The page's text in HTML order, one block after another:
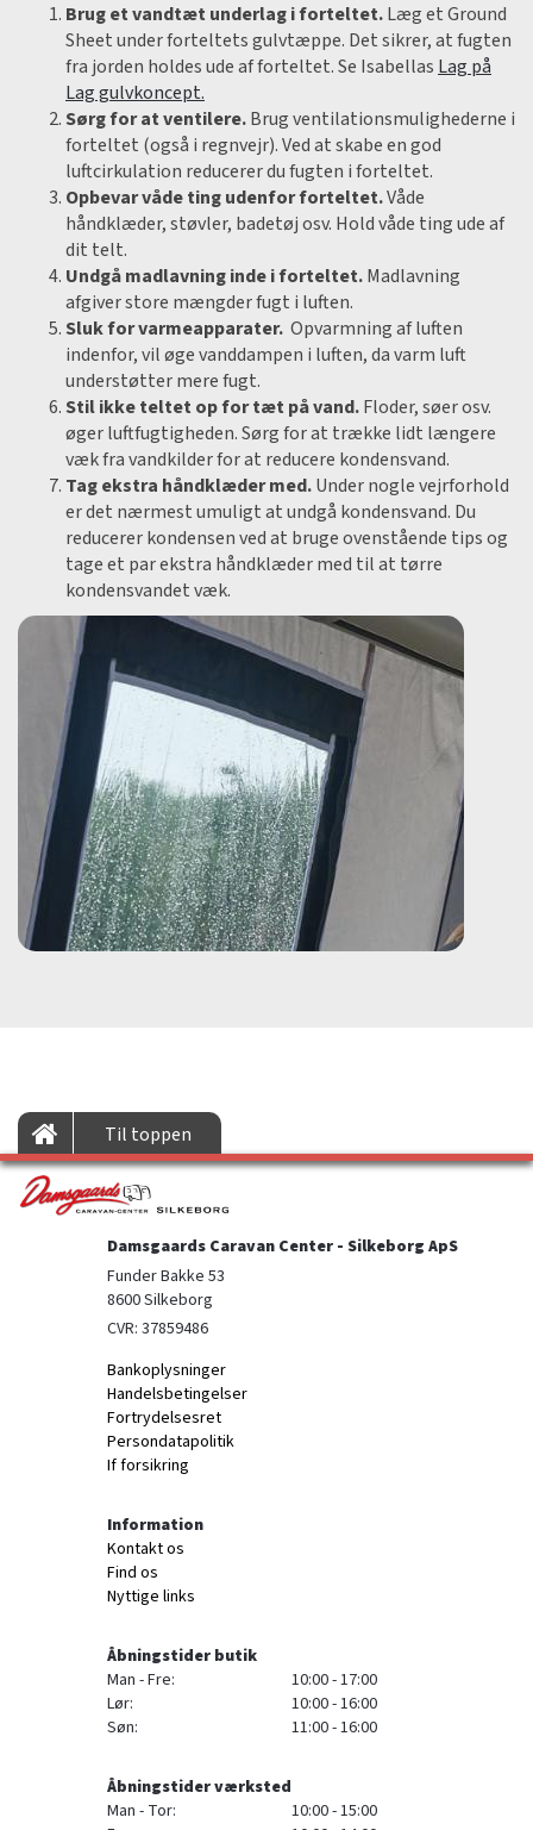
Brug et vandtæt underlag i forteltet.Læg et Ground
Sheet under forteltets gulvtæppe. Det sikrer, at fugten
fra jorden holdes ude af forteltet. Se Isabellas Lag på
Lag gulvkoncept.
Sørg for at ventilere.Brug ventilationsmulighederne i
forteltet (også i regnvejr). Ved at skabe en god
luftcirkulation reducerer du fugten i forteltet.
Opbevar våde ting udenfor forteltet.Våde
håndklæder, støvler, badetøj osv. Hold våde ting ude af
dit telt.
Undgå madlavning inde i forteltet.Madlavning
afgiver store mængder fugt i luften.
Sluk for varmeapparater. Opvarmning af luften
indenfor, vil øge vanddampen i luften, da varm luft
understøtter mere fugt.
Stil ikke teltet op for tæt på vand.Floder, søer osv.
øger luftfugtigheden. Sørg for at trække lidt længere
væk fra vandkilder for at reducere kondensvand.
Tag ekstra håndklæder med.Under nogle vejrforhold
er det nærmest umuligt at undgå kondensvand. Du
reducerer kondensen ved at bruge ovenstående tips og
tage et par ekstra håndklæder med til at tørre
kondensvandet væk.
Til toppen
Damsgaards Caravan Center - Silkeborg ApS
Funder Bakke 53
8600 Silkeborg
CVR: 37859486
Bankoplysninger
Handelsbetingelser
Fortrydelsesret
Persondatapolitik
If forsikring
Information
Kontakt os
Find os
Nyttige links
Åbningstider butik
Man - Fre:
10:00 - 17:00
Lør:
10:00 - 16:00
Søn:
11:00 - 16:00
Åbningstider værksted
Man - Tor:
10:00 - 15:00